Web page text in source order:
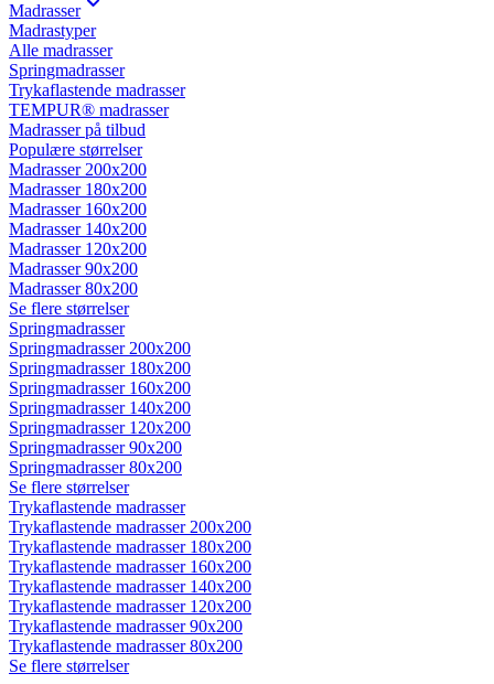
Madrasser
Madrastyper
Alle madrasser
Springmadrasser
Trykaflastende madrasser
TEMPUR® madrasser
Madrasser på tilbud
Populære størrelser
Madrasser 200x200
Madrasser 180x200
Madrasser 160x200
Madrasser 140x200
Madrasser 120x200
Madrasser 90x200
Madrasser 80x200
Se flere størrelser
Springmadrasser
Springmadrasser 200x200
Springmadrasser 180x200
Springmadrasser 160x200
Springmadrasser 140x200
Springmadrasser 120x200
Springmadrasser 90x200
Springmadrasser 80x200
Se flere størrelser
Trykaflastende madrasser
Trykaflastende madrasser 200x200
Trykaflastende madrasser 180x200
Trykaflastende madrasser 160x200
Trykaflastende madrasser 140x200
Trykaflastende madrasser 120x200
Trykaflastende madrasser 90x200
Trykaflastende madrasser 80x200
Se flere størrelser